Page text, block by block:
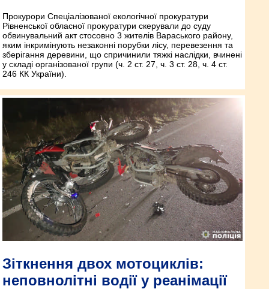
Прокурори Спеціалізованої екологічної прокуратури
Рівненської обласної прокуратури скерували до суду
обвинувальний акт стосовно 3 жителів Вараського району,
яким інкримінують незаконні порубки лісу, перевезення та
зберігання деревини, що спричинили тяжкі наслідки, вчинені
у складі організованої групи (ч. 2 ст. 27, ч. 3 ст. 28, ч. 4 ст.
246 КК України).
Зіткнення двох мотоциклів:
неповнолітні водії у реанімації